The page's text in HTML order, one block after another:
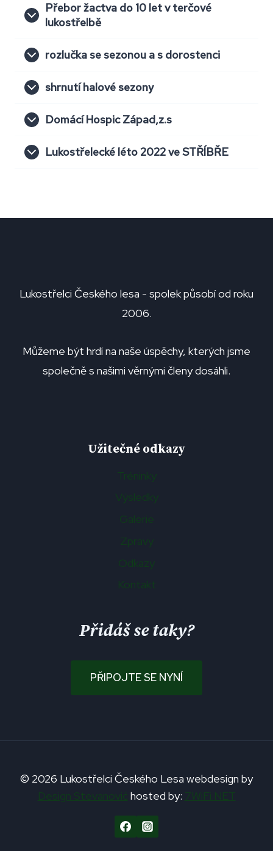
Přebor žactva do 10 let v terčové
lukostřelbě
rozlučka se sezonou a s dorostenci
shrnutí halové sezony
Domácí Hospic Západ,z.s
Lukostřelecké léto 2022 ve STŘÍBŘE
Lukostřelci Českého lesa - spolek působí od roku
2006.
Můžeme být hrdí na naše úspěchy, kterých jsme
společně s našimi věrnými členy dosáhli.
Užitečné odkazy
Tréninky
Výsledky
Galerie
Zpravy
Odkazy
Kontakt
Přidáš se taky?
PŘIPOJTE SE NYNÍ
© 2026 Lukostřelci Českého Lesa webdesign by
Design Stevanović hosted by: 7WiFi.NET